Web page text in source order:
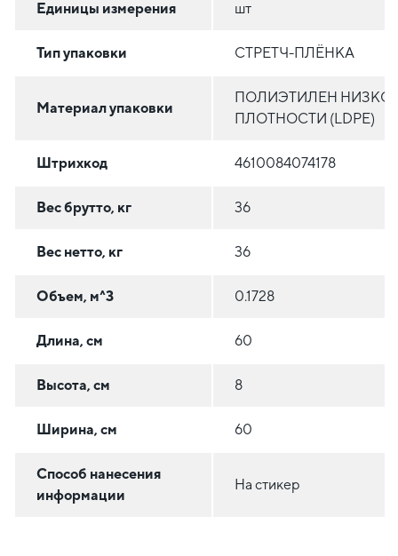
Единицы измерения шт
Тип упаковки СТРЕТЧ-ПЛЁНКА
Материал упаковки
ПОЛИЭТИЛЕН
ПЛОТНОСТИ (LDPE)
Штрихкод 4610084074178
Вес брутто, кг 36
Вес нетто, кг 36
Объем, м^3 0.1728
Длина, см 60
Высота, см 8
Ширина, см 60
Способ нанесения
информации
На стикер